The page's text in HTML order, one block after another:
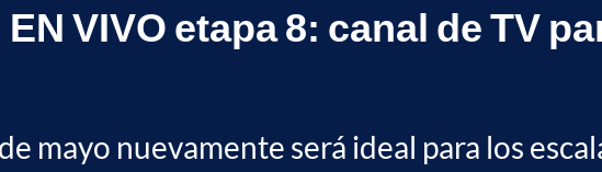
VIVO etapa 8: canal de TV
mayo nuevamente será ideal para los